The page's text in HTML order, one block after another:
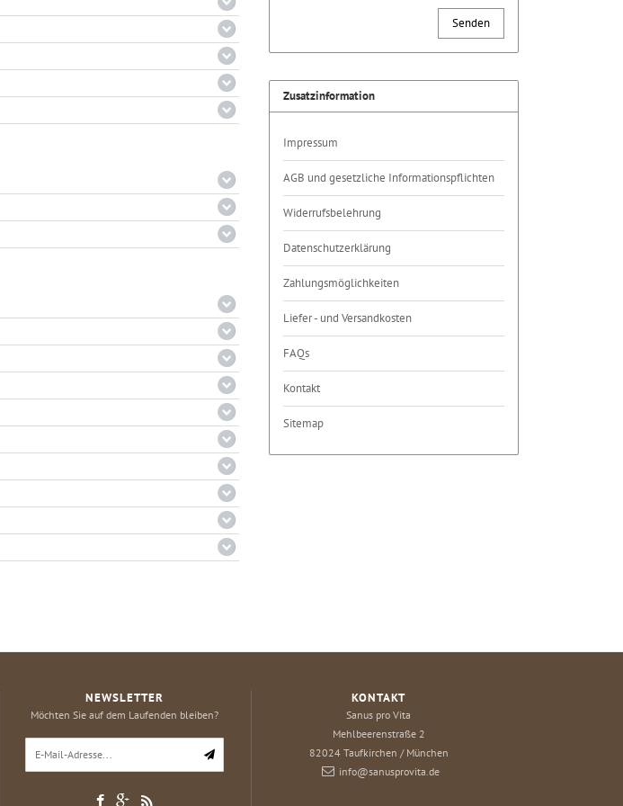
Senden
Zusatzinformation
Impressum
AGB und gesetzliche Informationspflichten
Widerrufsbelehrung
Datenschutzerklärung
Zahlungsmöglichkeiten
Liefer - und Versandkosten
FAQs
Kontakt
Sitemap
NEWSLETTER
Möchten Sie auf dem Laufenden bleiben?
KONTAKT
Sanus pro Vita
Mehlbeerenstraße 2
82024 Taufkirchen / München
info@sanusprovita.de